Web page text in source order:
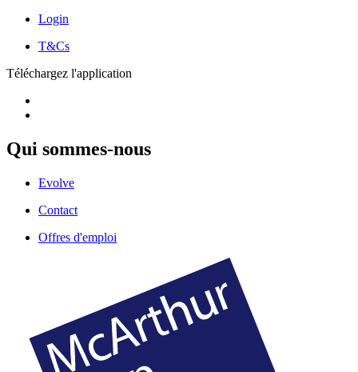
Login
T&Cs
Téléchargez l'application
Qui sommes-nous
Evolve
Contact
Offres d'emploi